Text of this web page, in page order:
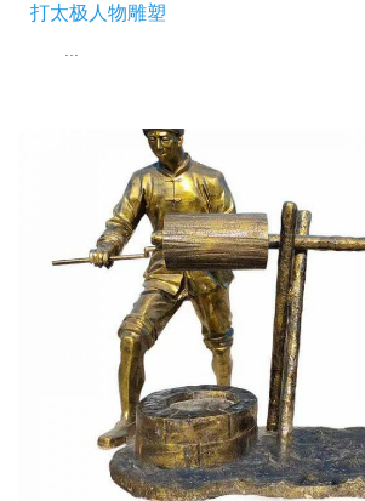
打太极人物雕塑